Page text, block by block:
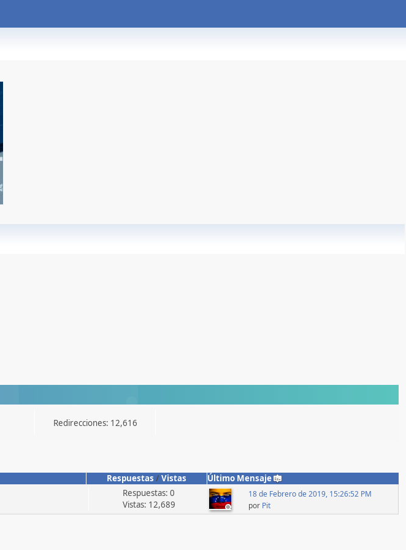
Redirecciones: 12,616
Respuestas /Vistas
Último Mensaje
Respuestas: 0
Vistas: 12,689
18 de Febrero de 2019, 15:26:52 PM
por Pit